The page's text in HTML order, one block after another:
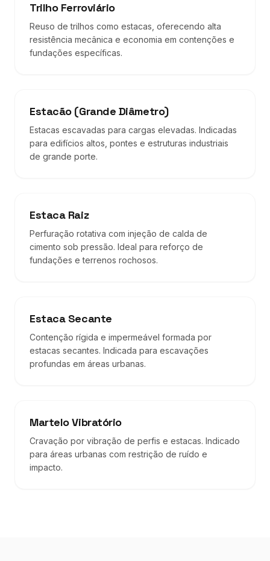
Trilho Ferroviário
Reuso de trilhos como estacas, oferecendo alta
resistência mecânica e economia em contenções e
fundações específicas.
Estacão (Grande Diâmetro)
Estacas escavadas para cargas elevadas. Indicadas
para edifícios altos, pontes e estruturas industriais
de grande porte.
Estaca Raiz
Perfuração rotativa com injeção de calda de
cimento sob pressão. Ideal para reforço de
fundações e terrenos rochosos.
Estaca Secante
Contenção rígida e impermeável formada por
estacas secantes. Indicada para escavações
profundas em áreas urbanas.
Martelo Vibratório
Cravação por vibração de perfis e estacas. Indicado
para áreas urbanas com restrição de ruído e
impacto.